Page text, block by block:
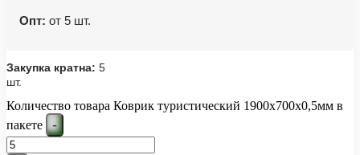
Опт: от 5 шт.
Закупка кратна: 5
шт.
Количество товара Коврик туристический 1900x700x0,5мм в
пакете
-